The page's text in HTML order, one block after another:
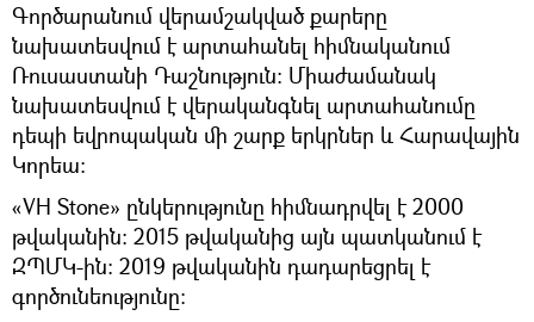
Գործարանում վերամշակված քարերը
նախատեսվում է արտահանել հիմնականում
Ռուսաստանի Դաշնություն։ Միաժամանակ
նախատեսվում է վերականգնել արտահանումը
դեպի եվրոպական մի շարք երկրներ և Հարավային
Կորեա։
«VH Stone» ընկերությունը հիմնադրվել է 2000
թվականին։ 2015 թվականից այն պատկանում է
ԶՊՄԿ-ին: 2019 թվականին դադարեցրել է
գործունեությունը։